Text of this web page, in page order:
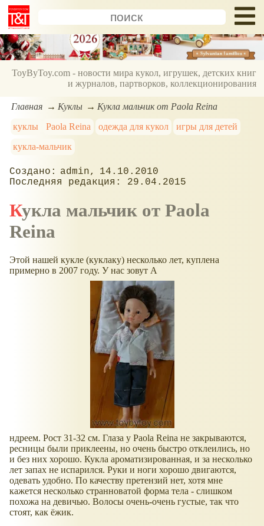
ToyByToy.com - новости мира кукол, игрушек, детских книг
и журналов, партворков, коллекционирования
Главная Куклы
Кукла мальчик от Paola Reina
куклы
Paola Reina одежда для кукол
игры для детей
кукла-мальчик
admin
14.10.2010
29.04.2015
Кукла мальчик от Paola
Reina
Этой нашей кукле (куклаку) несколько лет, куплена
примерно в 2007 году. У нас зовут А
ндреем. Рост 31-32 см. Глаза у Paola Reina не закрываются,
ресницы были приклеены, но очень быстро отклеились, но
и без них хорошо. Кукла ароматизированная, и за несколько
лет запах не испарился. Руки и ноги хорошо двигаются,
одевать удобно. По качеству претензий нет, хотя мне
кажется несколько странноватой форма тела - слишком
похожа на девичью. Волосы очень-очень густые, так что
стоят, как ёжик.